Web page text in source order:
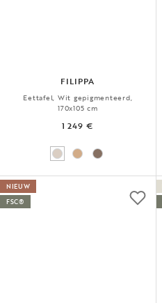
FILIPPA
Eettafel, Wit gepigmenteerd,
170x105 cm
1 249 €
NIEUW
FSC®